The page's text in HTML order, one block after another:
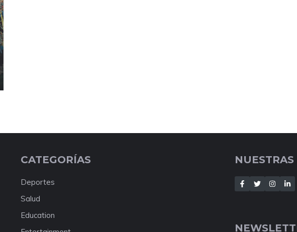
CATEGORÍAS
Deportes
Salud
Education
NUESTRAS